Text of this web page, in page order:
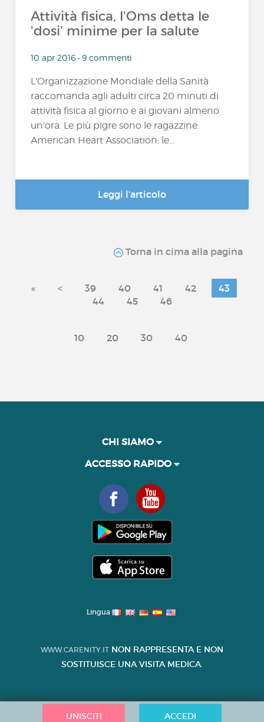
Attività fisica, l'Oms detta le
'dosi' minime per la salute
10 apr 2016 • 9 commenti
L'Organizzazione Mondiale della Sanità
raccomanda agli adulti circa 20 minuti di
attività fisica al giorno e ai giovani almeno
un'ora. Le più pigre sono le ragazzine.
American Heart Association: le...
Leggi l’articolo
Torna in cima alla pagina
« < 39 40 41 42
43
44
45 46
10 20 30 40
UNISCITI ACCEDI
CHI SIAMO
ACCESSO RAPIDO
Lingua
WWW.CARENITY.IT NON RAPPRESENTA E NON
SOSTITUISCE UNA VISITA MEDICA.